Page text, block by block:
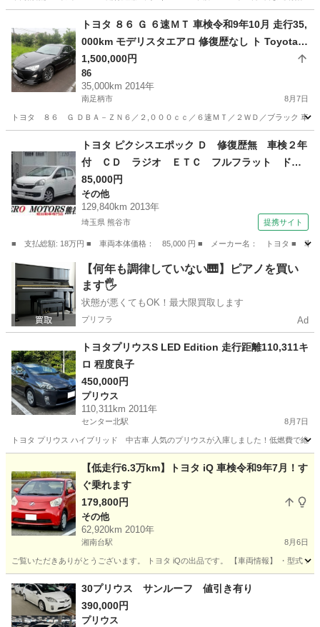
相模原市 小田急相模原駅 プリウス
トヨタ ８６ Ｇ ６速ＭＴ 車検令和9年10月 走行35,
000km モデリスタエアロ 修復歴なし ト Toyota 8
6
1,500,000円
86
35,000km 2014年
南足柄市 8月7日
トヨタ ８６ Ｇ ＤＢＡ－ＺＮ６／２,０００ｃｃ／６速ＭＴ／２ＷＤ／ブラック 車検
南足柄市 86
トヨタ ピクシスエポック Ｄ 修復歴無 車検２年
付 ＣＤ ラジオ ＥＴＣ フルフラット ドア
バイザー ライトレベライザー アルミホイー
ル ＡＢＳ タイミングチェーン式 フロアマッ
ト エアバッグ （なし）
85,000円
その他
129,840km 2013年
埼玉県 熊谷市 提携サイト
■ 支払総額: 18万円 ■ 車両本体価格： 85,000 円 ■ メーカー名： トヨタ ■
埼玉 熊谷市 その他
【何年も調律していない🎹】ピアノを買い
ます🖐️
状態が悪くてもOK！最大限買取します
プリフラ Ad
トヨタプリウスS LED Edition 走行距離110,311キ
ロ 程度良子
450,000円
プリウス
110,311km 2011年
センター北駅 8月7日
トヨタ プリウス ハイブリッド 中古車 人気のプリウスが入庫しました！低燃費で維
センター北駅 プリウス
【低走行6.3万km】トヨタ iQ 車検令和9年7月！す
ぐ乗れます
179,800円
その他
62,920km 2010年
湘南台駅 8月6日
ご覧いただきありがとうございます。 トヨタ iQの出品です。 【車両情報】 ・型式：
神奈川 藤沢市 湘南台駅 その他
30プリウス サンルーフ 値引き有り
390,000円
プリウス